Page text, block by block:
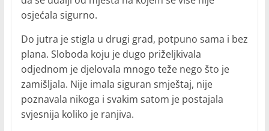
osjećala sigurno.
Do jutra je stigla u drugi grad, potpuno sama i bez
plana. Sloboda koju je dugo priželjkivala
odjednom je djelovala mnogo teže nego što je
zamišljala. Nije imala siguran smještaj, nije
poznavala nikoga i svakim satom je postajala
svjesnija koliko je ranjiva.